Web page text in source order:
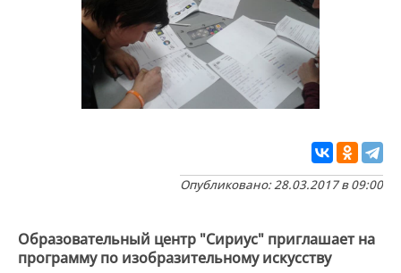
Опубликовано: 28.03.2017 в 09:00
Образовательный центр "Сириус" приглашает на
программу по изобразительному искусству